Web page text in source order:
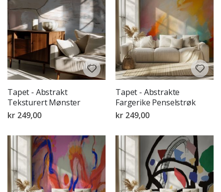
Tapet - Abstrakt
Teksturert Mønster
kr 249,00
Tapet - Abstrakte
Fargerike Penselstrøk
kr 249,00